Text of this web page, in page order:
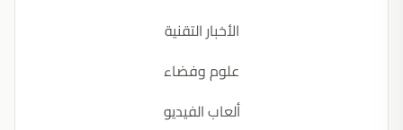
الأخبار التقنية
علوم وفضاء
ألعاب الفيديو